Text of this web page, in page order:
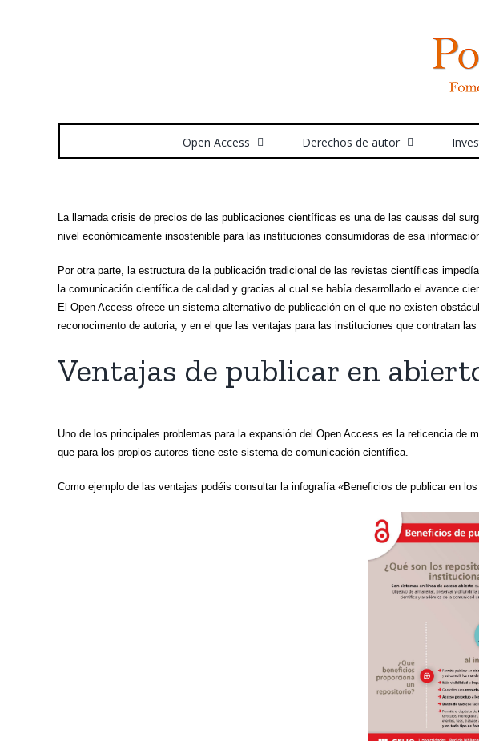
Open Access Derechos de autor
La llamada crisis de precios de las publicaciones científicas es una de las causas del
nivel económicamente insostenible para las instituciones consumidoras de esa
Por otra parte, la estructura de la publicación tradicional de las revistas científicas
la comunicación científica de calidad y gracias al cual se había desarrollado el avance
El Open Access ofrece un sistema alternativo de publicación en el que no existen
reconocimento de autoria, y en el que las ventajas para las instituciones que contratan
Ventajas de publicar en
Uno de los principales problemas para la expansión del Open Access es la reticencia
que para los propios autores tiene este sistema de comunicación científica.
Como ejemplo de las ventajas podéis consultar la infografía «Beneficios de publicar en